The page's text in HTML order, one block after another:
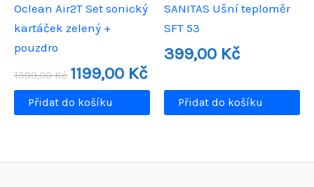
Oclean Air2T Set sonický
kartáček zelený +
pouzdro
1599,00Kč
Původní
cena
1599,00 Kč.
1199,00 Kč
je:
1199,00 Kč.
Přidat do košíku
SANITAS Ušní teploměr
SFT 53
399,00 Kč
Přidat do košíku